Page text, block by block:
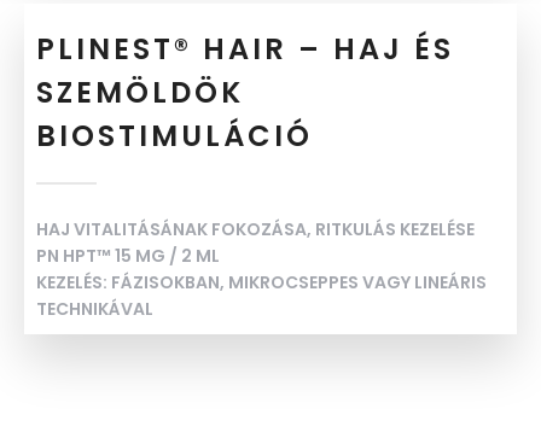
PLINEST® HAIR – HAJ ÉS
SZEMÖLDÖK
BIOSTIMULÁCIÓ
HAJ VITALITÁSÁNAK FOKOZÁSA, RITKULÁS KEZELÉSE
PN HPT™ 15 MG / 2 ML
KEZELÉS: FÁZISOKBAN, MIKROCSEPPES VAGY LINEÁRIS
TECHNIKÁVAL